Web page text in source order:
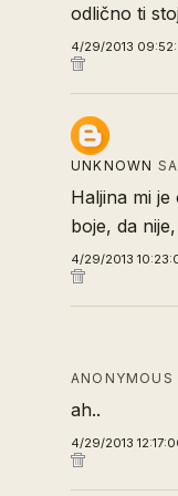
odlično ti
4/29/2013
UNKNOWN
Haljina mi
boje, da
4/29/2013
ANONYMOUS
ah..
4/29/2013